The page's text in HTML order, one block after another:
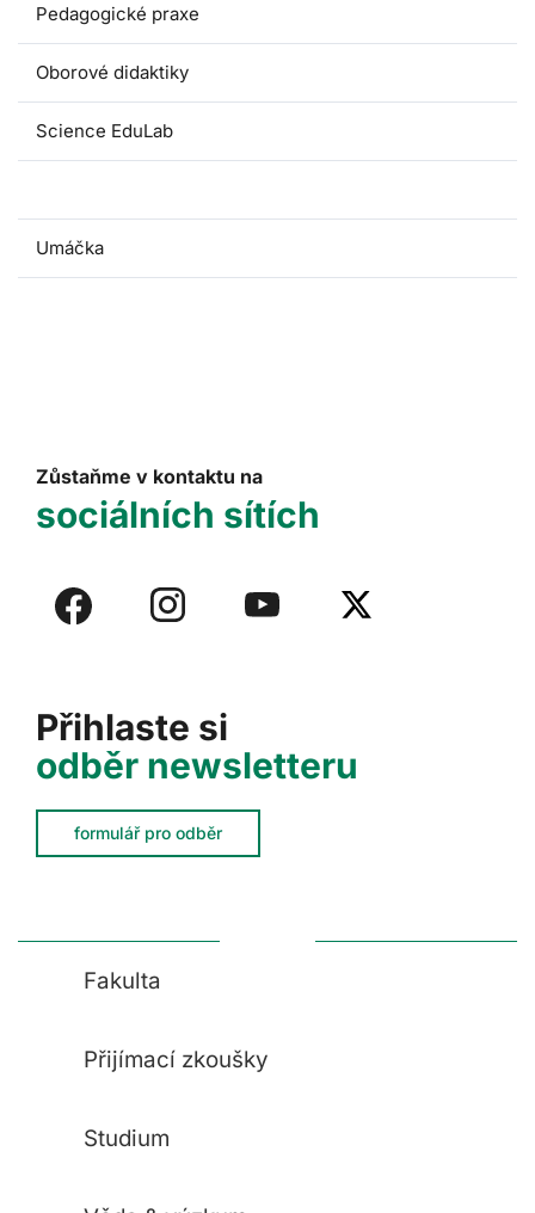
Pedagogické praxe
Oborové didaktiky
Science EduLab
Umáčka
Přihlaste si
odběr newsletteru
formulář pro odběr
Zůstaňme v kontaktu na
sociálních sítích
Fakulta
Přijímací zkoušky
Studium